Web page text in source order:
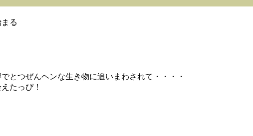
る
とつぜんヘンな生き物に追いまわされて・・・・
たっぴ！